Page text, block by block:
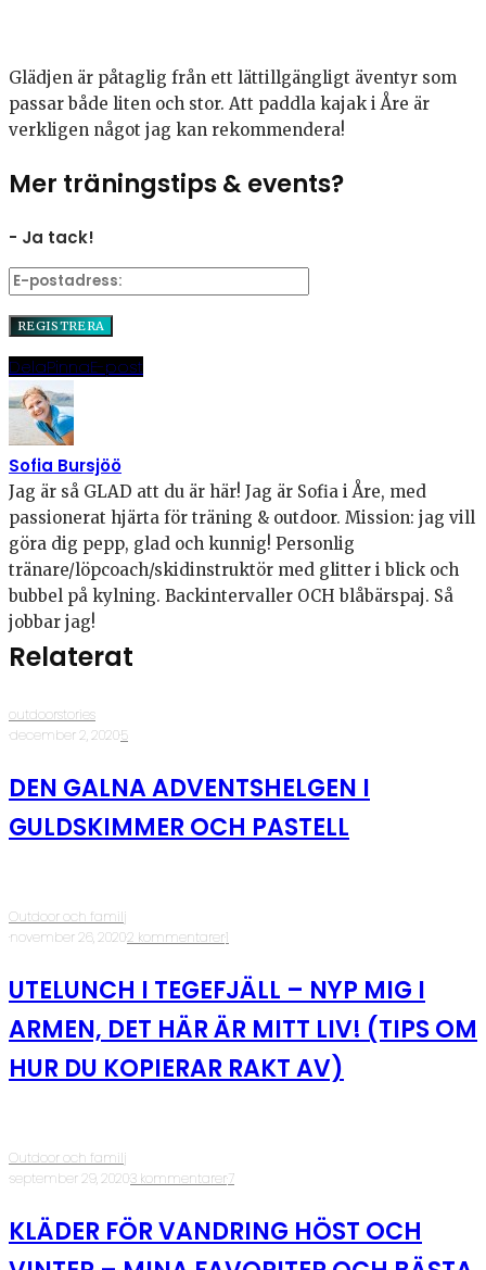
Glädjen är påtaglig från ett lättillgängligt äventyr som
passar både liten och stor. Att paddla kajak i Åre är
verkligen något jag kan rekommendera!
Mer träningstips & events?
- Ja tack!
DelaPinnaE-post
Sofia Bursjöö
Jag är så GLAD att du är här! Jag är Sofia i Åre, med
passionerat hjärta för träning & outdoor. Mission: jag vill
göra dig pepp, glad och kunnig! Personlig
tränare/löpcoach/skidinstruktör med glitter i blick och
bubbel på kylning. Backintervaller OCH blåbärspaj. Så
jobbar jag!
Relaterat
outdoorstories
·december 2, 2020·5
DEN GALNA ADVENTSHELGEN I
GULDSKIMMER OCH PASTELL
Outdoor och familj
·november 26, 2020·2 kommentarer·1
UTELUNCH I TEGEFJÄLL – NYP MIG I
ARMEN, DET HÄR ÄR MITT LIV! (TIPS OM
HUR DU KOPIERAR RAKT AV)
Outdoor och familj
·september 29, 2020·3 kommentarer·7
KLÄDER FÖR VANDRING HÖST OCH